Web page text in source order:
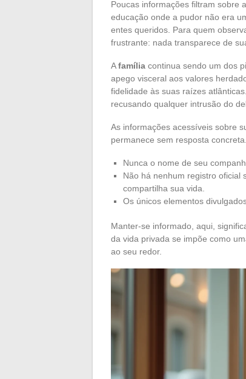
Poucas informações filtram sobre a
educação onde a pudor não era
entes queridos. Para quem
frustrante: nada transparece de
Afamília continua sendo um dos
apego visceral aos valores
fidelidade às suas raízes
recusando qualquer intrusão do
As informações acessíveis sobre
permanece sem resposta
Nunca o nome de seu
Não há nenhum registro oficial
compartilha sua vida.
Os únicos elementos
Manter-se informado, aqui,
da vida privada se impõe como
ao seu redor.